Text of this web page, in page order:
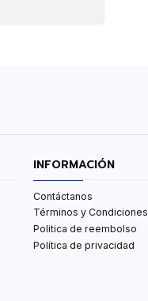
INFORMACIÓN
Contáctanos
Términos y Condiciones
Politica de reembolso
Política de privacidad